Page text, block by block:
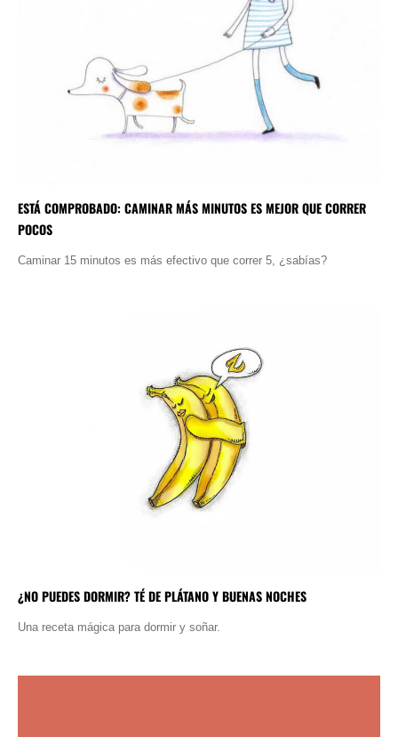
ESTÁ COMPROBADO: CAMINAR MÁS MINUTOS ES MEJOR QUE CORRER
POCOS
Caminar 15 minutos es más efectivo que correr 5, ¿sabías?
¿NO PUEDES DORMIR? TÉ DE PLÁTANO Y BUENAS NOCHES
Una receta mágica para dormir y soñar.